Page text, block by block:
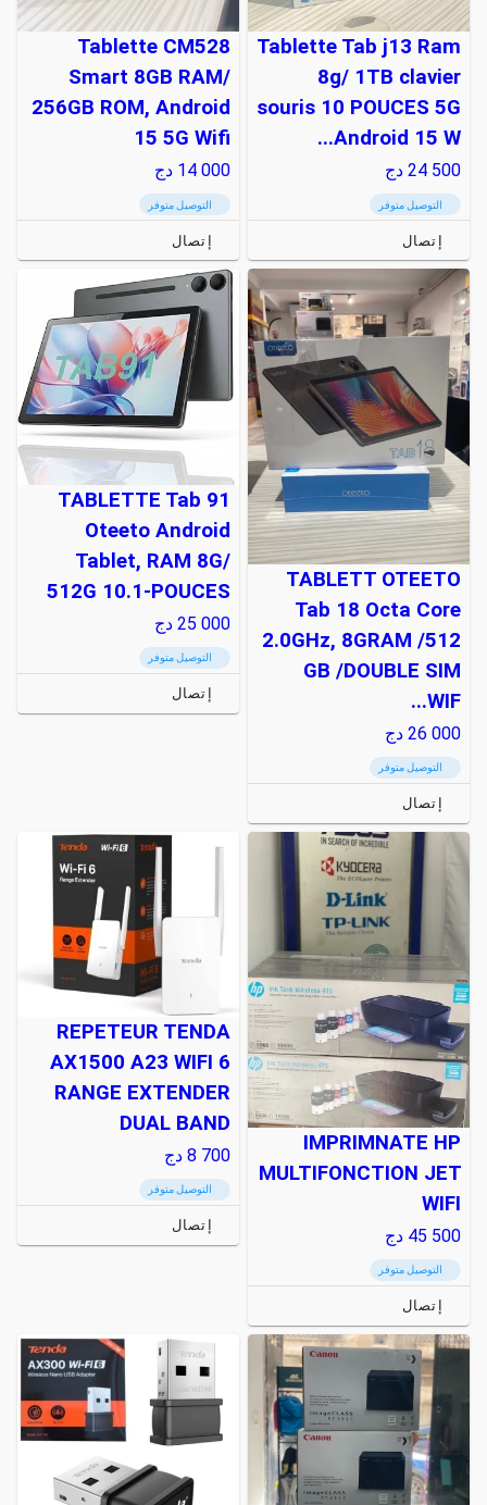
Tablette Tab j13 Ram
8g/ 1TB clavier
souris 10 POUCES 5G
Android 15 W...
24 500 دج
التوصيل متوفر
إتصال
Tablette CM528
Smart 8GB RAM/
256GB ROM, Android
15 5G Wifi
14 000 دج
التوصيل متوفر
إتصال
TABLETT OTEETO
Tab 18 Octa Core
2.0GHz, 8GRAM /512
GB /DOUBLE SIM
WIF...
26 000 دج
التوصيل متوفر
إتصال
TABLETTE Tab 91
Oteeto Android
Tablet, RAM 8G/
512G 10.1-POUCES
25 000 دج
التوصيل متوفر
إتصال
IMPRIMNATE HP
MULTIFONCTION JET
WIFI
45 500 دج
التوصيل متوفر
إتصال
REPETEUR TENDA
AX1500 A23 WIFI 6
RANGE EXTENDER
DUAL BAND
8 700 دج
التوصيل متوفر
إتصال